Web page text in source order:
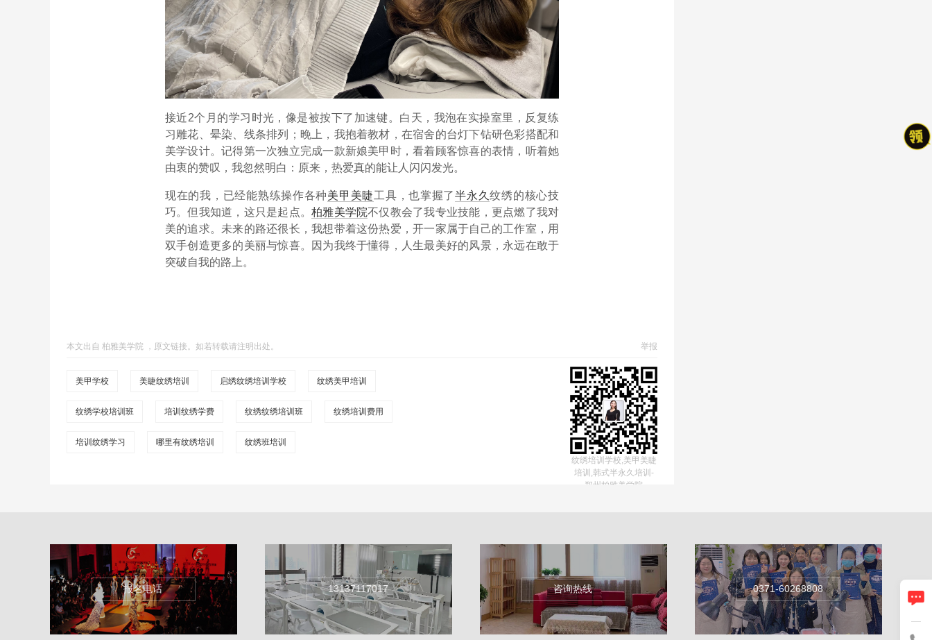
接近2个月的学习时光，像是被按下了加速键。白天，我泡在实操室里，反复练
习雕花、晕染、线条排列；晚上，我抱着教材，在宿舍的台灯下钻研色彩搭配和
美学设计。记得第一次独立完成一款新娘美甲时，看着顾客惊喜的表情，听着她
由衷的赞叹，我忽然明白：原来，热爱真的能让人闪闪发光。
现在的我，已经能熟练操作各种美甲美睫工具，也掌握了半永久纹绣的核心技
巧。但我知道，这只是起点。柏雅美学院不仅教会了我专业技能，更点燃了我对
美的追求。未来的路还很长，我想带着这份热爱，开一家属于自己的工作室，用
双手创造更多的美丽与惊喜。因为我终于懂得，人生最美好的风景，永远在敢于
突破自我的路上。
本文出自 柏雅美学院 原文链接 。如若转载请注明出处。 举报
美甲学校 美睫纹绣培训 启绣纹绣培训学校 纹绣美甲培训
纹绣学校培训班 培训纹绣学费 纹绣纹绣培训班 纹绣培训费用
培训纹绣学习 哪里有纹绣培训
纹绣班培训
纹绣培训学校,美甲美睫
培训,韩式半永久培训-
郑州柏雅美学院
报名电话 13137117017 咨询热线 0371-60268808